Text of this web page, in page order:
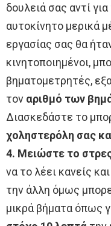
δουλειά σας αντί
αυτοκίνητο μερικά
εργασίας σας θα
κινητοποιημένοι,
βηματομετρητές,
τον αριθμό των
Διασκεδάστε το
χοληστερόλη σας
4. Μειώστε το
να το λέει κανείς
την άλλη όμως
μικρά βήματα όπως